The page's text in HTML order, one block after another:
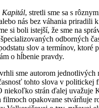
Kapitál, stretli sme sa s
nás bez váhania
si boli istejší, že sme na
odborných
slov a termínov,
o hĺbenie pravdy.
sme autorom
tohto slova v
strán ďalej
opakovane